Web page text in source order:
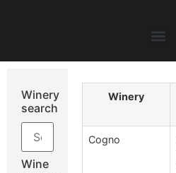
Winery
search
Wine
Winery
Cogno